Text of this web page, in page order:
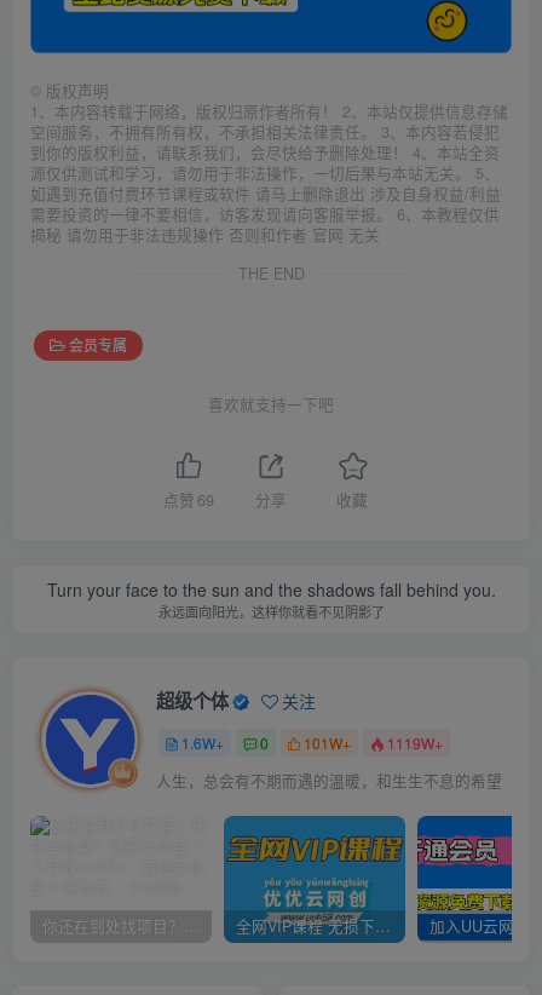
© 版权声明
1、本内容转载于网络，版权归原作者所有！ 2、本站仅提供信息存储
空间服务，不拥有所有权，不承担相关法律责任。 3、本内容若侵犯
到你的版权利益，请联系我们，会尽快给予删除处理！ 4、本站全资
源仅供测试和学习，请勿用于非法操作，一切后果与本站无关。 5、
如遇到充值付费环节课程或软件 请马上删除退出 涉及自身权益/利益
需要投资的一律不要相信，访客发现请向客服举报。 6、本教程仅供
揭秘 请勿用于非法违规操作 否则和作者 官网 无关
THE END
会员专属
喜欢就支持一下吧
点赞 69 分享 收藏
Turn your face to the sun and the shadows fall behind you.
永远面向阳光，这样你就看不见阴影了
超级个体 关注
1.6W+ 0 101W+ 1119W+
人生，总会有不期而遇的温暖，和生生不息的希望
你还在到处找项目？还在当韭菜？我靠卖项目一个月收入5万+，曾经我也是个失败者。 全网VIP课程 无损下载~